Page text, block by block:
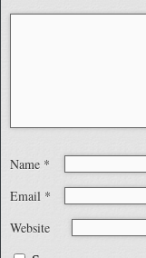
Name *
Email *
Website